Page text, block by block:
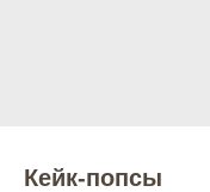
Кейк-попсы